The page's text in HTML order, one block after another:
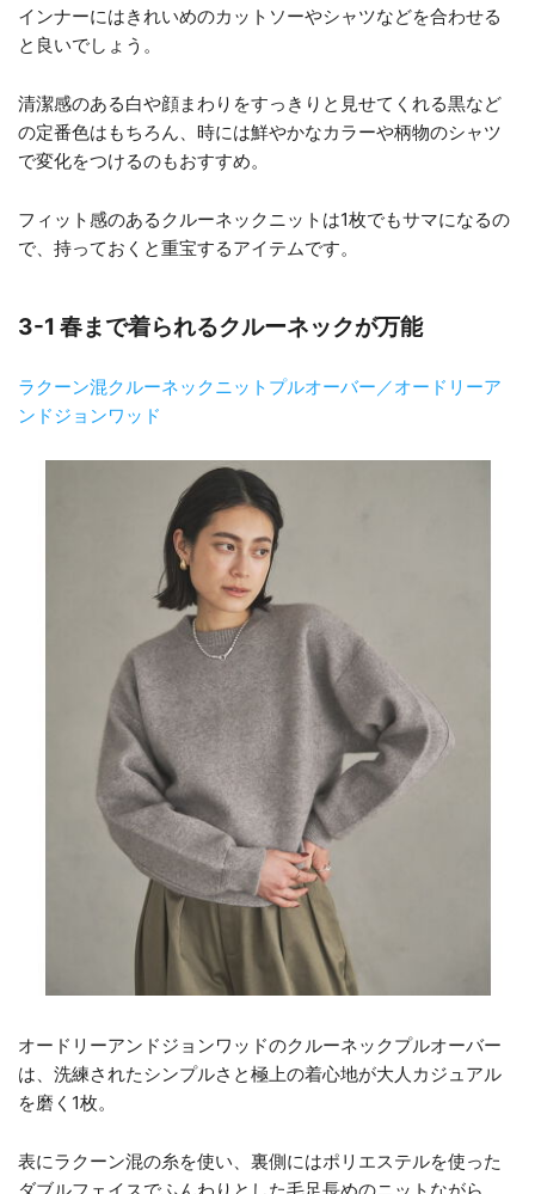
インナーにはきれいめのカットソーやシャツなどを合わせる
と良いでしょう。
清潔感のある白や顔まわりをすっきりと見せてくれる黒など
の定番色はもちろん、時には鮮やかなカラーや柄物のシャツ
で変化をつけるのもおすすめ。
フィット感のあるクルーネックニットは1枚でもサマになるの
で、持っておくと重宝するアイテムです。
3-1 春まで着られるクルーネックが万能
ラクーン混クルーネックニットプルオーバー／オードリーア
ンドジョンワッド
オードリーアンドジョンワッドのクルーネックプルオーバー
は、洗練されたシンプルさと極上の着心地が大人カジュアル
を磨く1枚。
表にラクーン混の糸を使い、裏側にはポリエステルを使った
ダブルフェイスでふんわりとした毛足長めのニットながら